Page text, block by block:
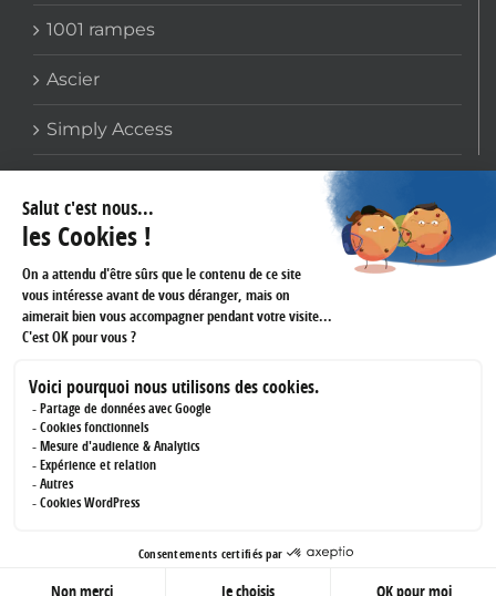
1001 rampes
Ascier
Simply Access
COORDONNÉES
159 avenue Gallieni
93170 BAGNOLET
Téléphone :
01 60 43 61 45
RÉSEAUX SOCIAUX